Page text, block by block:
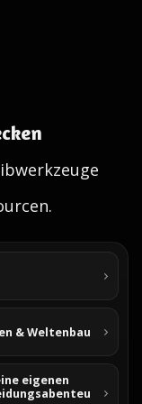
& Weltenbau
eigenen